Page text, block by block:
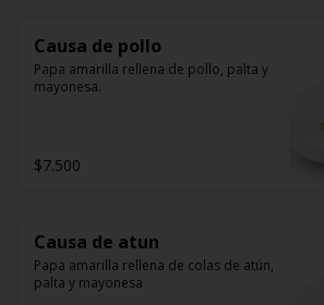
Causa de pollo
Papa amarilla rellena de pollo, palta y
mayonesa.
$7.500
Causa de atun
Papa amarilla rellena de colas de atún,
palta y mayonesa